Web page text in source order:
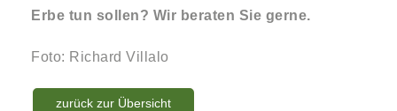
Erbe tun sollen? Wir beraten Sie gerne.
Foto: Richard Villalo
zurück zur Übersicht